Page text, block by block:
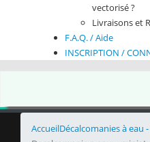
vectorisé ?
Livraisons et
F.A.Q. / Aide
INSCRIPTION /
AccueilDécalcomanies à eau